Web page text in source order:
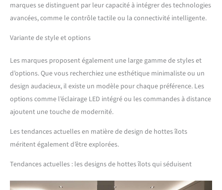
marques se distinguent par leur capacité à intégrer des technologies
avancées, comme le contrôle tactile ou la connectivité intelligente.
Variante de style et options
Les marques proposent également une large gamme de styles et
d’options. Que vous recherchiez une esthétique minimaliste ou un
design audacieux, il existe un modèle pour chaque préférence. Les
options comme l’éclairage LED intégré ou les commandes à distance
ajoutent une touche de modernité.
Les tendances actuelles en matière de design de hottes îlots
méritent également d’être explorées.
Tendances actuelles : les designs de hottes îlots qui séduisent